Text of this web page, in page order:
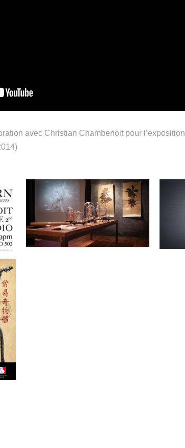
avec Christian Chambenoit pour l’exposition